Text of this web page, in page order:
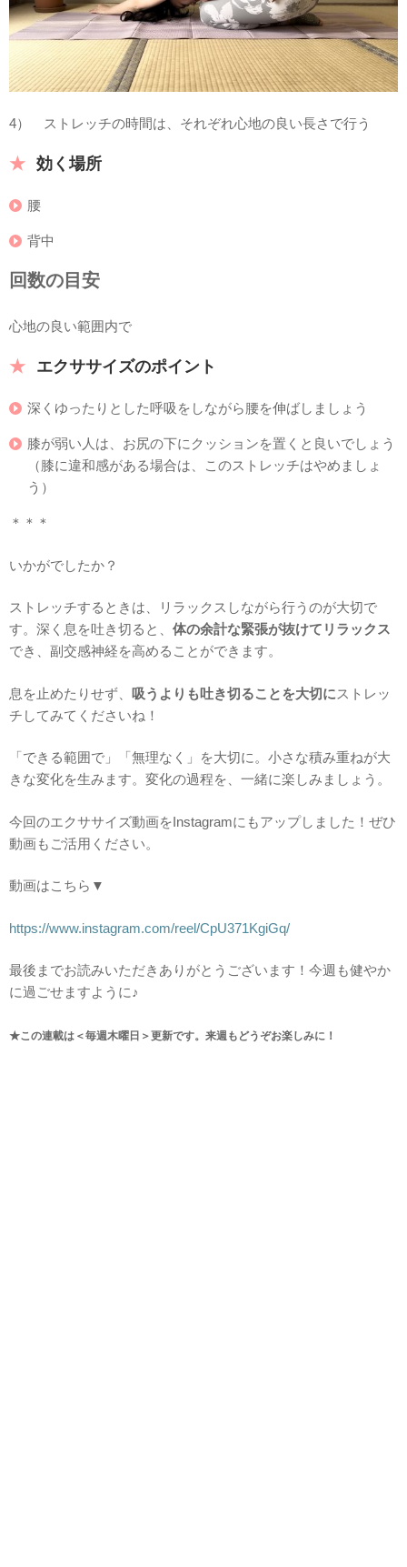
4） ストレッチの時間は、それぞれ心地の良い長さで行う
効く場所
腰
背中
回数の目安
心地の良い範囲内で
エクササイズのポイント
深くゆったりとした呼吸をしながら腰を伸ばしましょう
膝が弱い人は、お尻の下にクッションを置くと良いでしょう
（膝に違和感がある場合は、このストレッチはやめましょ
う）
＊＊＊
いかがでしたか？
ストレッチするときは、リラックスしながら行うのが大切で
す。深く息を吐き切ると、 体の余計な緊張が抜けてリラックス
でき、副交感神経を高めることができます。
息を止めたりせず、 吸うよりも吐き切ることを大切にストレッ
チしてみてくださいね！
「できる範囲で」「無理なく」を大切に。小さな積み重ねが大
きな変化を生みます。変化の過程を、一緒に楽しみましょう。
今回のエクササイズ動画をInstagramにもアップしました！ぜひ
動画もご活用ください。
動画はこちら▼
https://www.instagram.com/reel/CpU371KgiGq/
最後までお読みいただきありがとうございます！今週も健やか
に過ごせますように♪
★この連載は＜毎週木曜日＞更新です。来週もどうぞお楽しみに！